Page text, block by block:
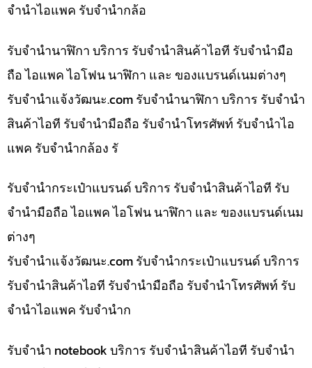
จำนำไอแพค รับจำนำกล้อ
รับจำนำนาฬิกา บริการ รับจำนำสินค้าไอที รับจำนำมือ
ถือ ไอแพค ไอโฟน นาฬิกา และ ของแบรนด์เนมต่างๆ
รับจํานําแจ้งวัฒนะ.com รับจำนำนาฬิกา บริการ รับจำนำ
สินค้าไอที รับจำนำมือถือ รับจำนำโทรศัพท์ รับจำนำไอ
แพค รับจำนำกล้อง รั
รับจำนำกระเป๋าแบรนด์ บริการ รับจำนำสินค้าไอที รับ
จำนำมือถือ ไอแพค ไอโฟน นาฬิกา และ ของแบรนด์เนม
ต่างๆ
รับจํานําแจ้งวัฒนะ.com รับจำนำกระเป๋าแบรนด์ บริการ
รับจำนำสินค้าไอที รับจำนำมือถือ รับจำนำโทรศัพท์ รับ
จำนำไอแพค รับจำนำก
รับจำนำ notebook บริการ รับจำนำสินค้าไอที รับจำนำ